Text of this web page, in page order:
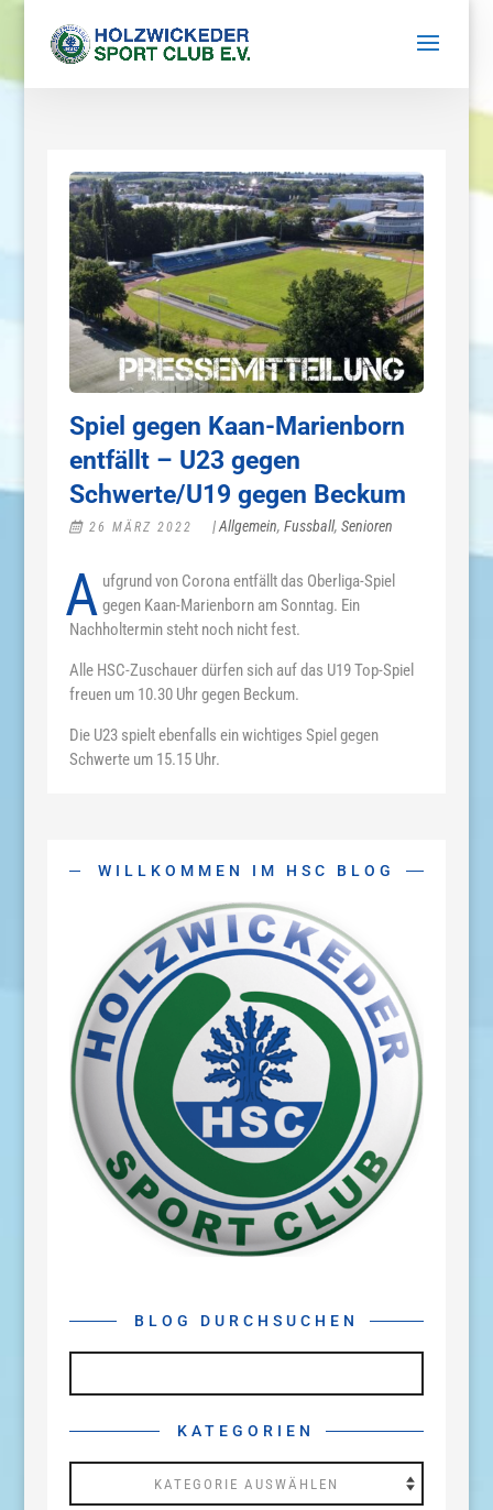
Spiel gegen Kaan-Marienborn
entfällt – U23 gegen
Schwerte/U19 gegen Beckum
26 MÄRZ 2022 |Allgemein, Fussball, Senioren
A ufgrund von Corona entfällt das Oberliga-Spiel
gegen Kaan-Marienborn am Sonntag. Ein
Nachholtermin steht noch nicht fest.
Alle HSC-Zuschauer dürfen sich auf das U19 Top-Spiel
freuen um 10.30 Uhr gegen Beckum.
Die U23 spielt ebenfalls ein wichtiges Spiel gegen
Schwerte um 15.15 Uhr.
WILLKOMMEN IM HSC BLOG
BLOG DURCHSUCHEN
KATEGORIEN